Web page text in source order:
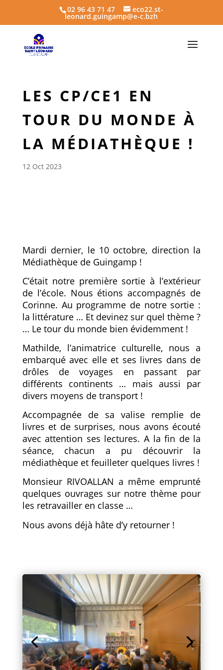
02 96 43 71 47 eco22.st-
leonard.guingamp@e-c.bzh
LES CP/CE1 EN
TOUR DU MONDE À
LA MÉDIATHÈQUE !
12 Oct 2023
Mardi dernier, le 10 octobre, direction la
Médiathèque de Guingamp !
C’était notre première sortie à l’extérieur
de l’école. Nous étions accompagnés de
Corinne. Au programme de notre sortie :
la littérature … Et devinez sur quel thème ?
… Le tour du monde bien évidemment !
Mathilde, l’animatrice culturelle, nous a
embarqué avec elle et ses livres dans de
drôles de voyages en passant par
différents continents … mais aussi par
divers moyens de transport !
Accompagnée de sa valise remplie de
livres et de surprises, nous avons écouté
avec attention ses lectures. A la fin de la
séance, chacun a pu découvrir la
médiathèque et feuilleter quelques livres !
Monsieur RIVOALLAN a même emprunté
quelques ouvrages sur notre thème pour
les retravailler en classe …
Nous avons déjà hâte d’y retourner !